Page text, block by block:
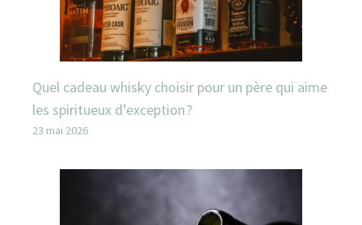
Quel cadeau whisky choisir pour un père qui aime
les spiritueux d’exception ?
23 mai 2026